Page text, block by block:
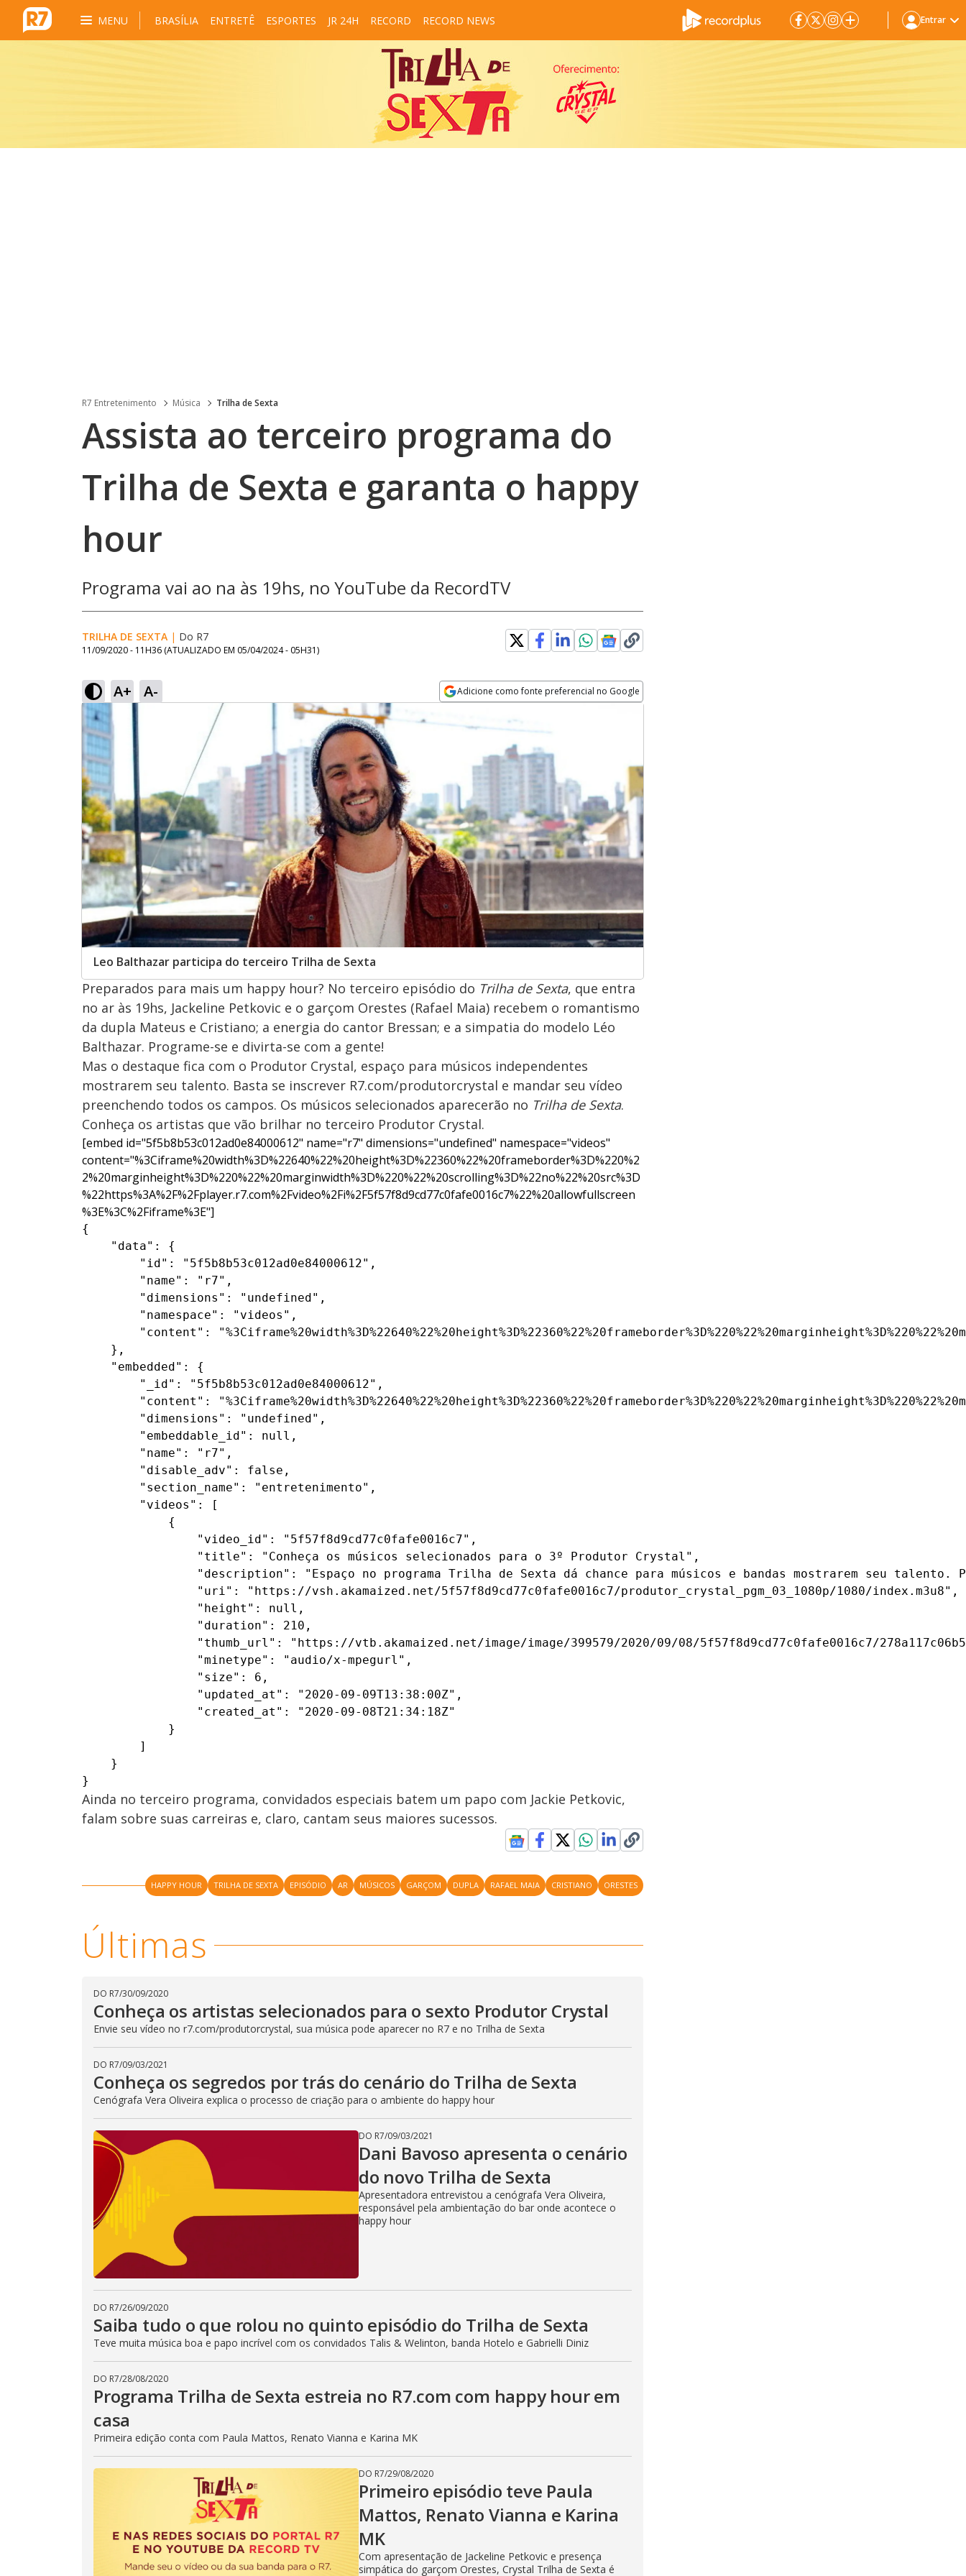
MENU BRASÍLIA ENTRETÊ ESPORTES JR 24H RECORD RECORD NEWS Entrar
R7 Entretenimento Música Trilha de Sexta
Assista ao terceiro programa do
Trilha de Sexta e garanta o happy
hour
Programa vai ao na às 19hs, no YouTube da RecordTV
TRILHA DE SEXTA | Do R7
11/09/2020 - 11H36 (ATUALIZADO EM 05/04/2024 - 05H31)
A+ A- Adicione como fonte preferencial no Google
Leo Balthazar participa do terceiro Trilha de Sexta
Preparados para mais um happy hour? No terceiro episódio do Trilha de Sexta, que entra
no ar às 19hs, Jackeline Petkovic e o garçom Orestes (Rafael Maia) recebem o romantismo
da dupla Mateus e Cristiano; a energia do cantor Bressan; e a simpatia do modelo Léo
Balthazar. Programe-se e divirta-se com a gente!
Mas o destaque fica com o Produtor Crystal, espaço para músicos independentes
mostrarem seu talento. Basta se inscrever R7.com/produtorcrystal e mandar seu vídeo
preenchendo todos os campos. Os músicos selecionados aparecerão no Trilha de Sexta.
Conheça os artistas que vão brilhar no terceiro Produtor Crystal.
[embed id="5f5b8b53c012ad0e84000612" name="r7" dimensions="undefined" namespace="videos"
content="%3Ciframe%20width%3D%22640%22%20height%3D%22360%22%20frameborder%3D%220%2
2%20marginheight%3D%220%22%20marginwidth%3D%220%22%20scrolling%3D%22no%22%20src%3D
%22https%3A%2F%2Fplayer.r7.com%2Fvideo%2Fi%2F5f57f8d9cd77c0fafe0016c7%22%20allowfullscreen
%3E%3C%2Fiframe%3E"]
{
    "data": {
        "id": "5f5b8b53c012ad0e84000612",
        "name": "r7",
        "dimensions": "undefined",
        "namespace": "videos",
"content":
    },
    "embedded": {
        "_id": "5f5b8b53c012ad0e84000612",
"content":
        "dimensions": "undefined",
        "embeddable_id": null,
        "name": "r7",
        "disable_adv": false,
        "section_name": "entretenimento",
        "videos": [
            {
                "video_id": "5f57f8d9cd77c0fafe0016c7",
                "title": "Conheça os músicos selecionados para o 3º Produtor Crystal",
"description": "Espaço no programa Trilha de Sexta dá chance para músicos e bandas mostrarem seu talento.
                "uri": "https://vsh.akamaized.net/5f57f8d9cd77c0fafe0016c7/produtor_crystal_pgm_03_1080p/1080/index.m3u8",
                "height": null,
                "duration": 210,
"thumb_url": "https://vtb.akamaized.net/image/image/399579/2020/09/08/5f57f8d9cd77c0fafe0016c7/
                "minetype": "audio/x-mpegurl",
                "size": 6,
                "updated_at": "2020-09-09T13:38:00Z",
                "created_at": "2020-09-08T21:34:18Z"
            }
        ]
    }
}
Ainda no terceiro programa, convidados especiais batem um papo com Jackie Petkovic,
falam sobre suas carreiras e, claro, cantam seus maiores sucessos.
HAPPY HOUR TRILHA DE SEXTA EPISÓDIO AR MÚSICOS GARÇOM DUPLA RAFAEL MAIA CRISTIANO ORESTES
Últimas
DO R7/30/09/2020
Conheça os artistas selecionados para o sexto Produtor Crystal
Envie seu vídeo no r7.com/produtorcrystal, sua música pode aparecer no R7 e no Trilha de Sexta
DO R7/09/03/2021
Conheça os segredos por trás do cenário do Trilha de Sexta
Cenógrafa Vera Oliveira explica o processo de criação para o ambiente do happy hour
DO R7/09/03/2021
Dani Bavoso apresenta o cenário
do novo Trilha de Sexta
Apresentadora entrevistou a cenógrafa Vera Oliveira,
responsável pela ambientação do bar onde acontece o
happy hour
DO R7/26/09/2020
Saiba tudo o que rolou no quinto episódio do Trilha de Sexta
Teve muita música boa e papo incrível com os convidados Talis & Welinton, banda Hotelo e Gabrielli Diniz
DO R7/28/08/2020
Programa Trilha de Sexta estreia no R7.com com happy hour em
casa
Primeira edição conta com Paula Mattos, Renato Vianna e Karina MK
DO R7/29/08/2020
Primeiro episódio teve Paula
Mattos, Renato Vianna e Karina
MK
Com apresentação de Jackeline Petkovic e presença
simpática do garçom Orestes, Crystal Trilha de Sexta é